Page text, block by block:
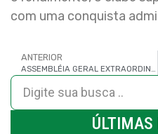
com uma conquista
ANTERIOR
ASSEMBLÉIA GERAL EXTRAORDINÁRIA
ÚLTIMAS